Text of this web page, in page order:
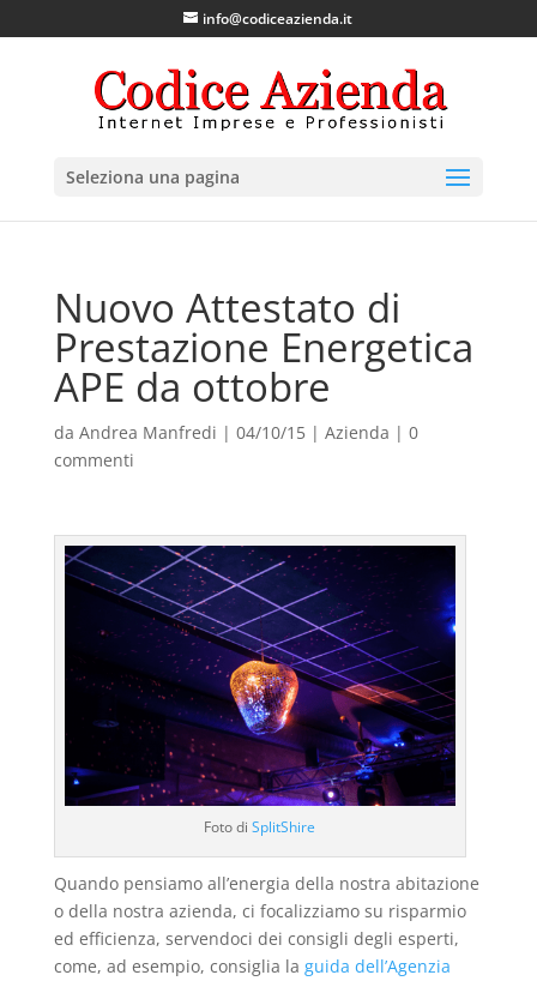
info@codiceazienda.it
Seleziona una pagina
Nuovo Attestato di
Prestazione Energetica
APE da ottobre
da Andrea Manfredi | 04/10/15| Azienda | 0
commenti
Foto diSplitShire
Quando pensiamo all’energia della nostra abitazione
o della nostra azienda, ci focalizziamo su risparmio
ed efficienza, servendoci dei consigli degli esperti,
come, ad esempio, consiglia la guida dell’Agenzia